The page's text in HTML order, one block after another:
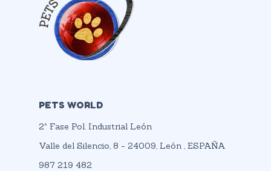
PETS WORLD
2ª Fase Pol. Industrial León
Valle del Silencio, 8 - 24009, León , ESPAÑA
987 219 482